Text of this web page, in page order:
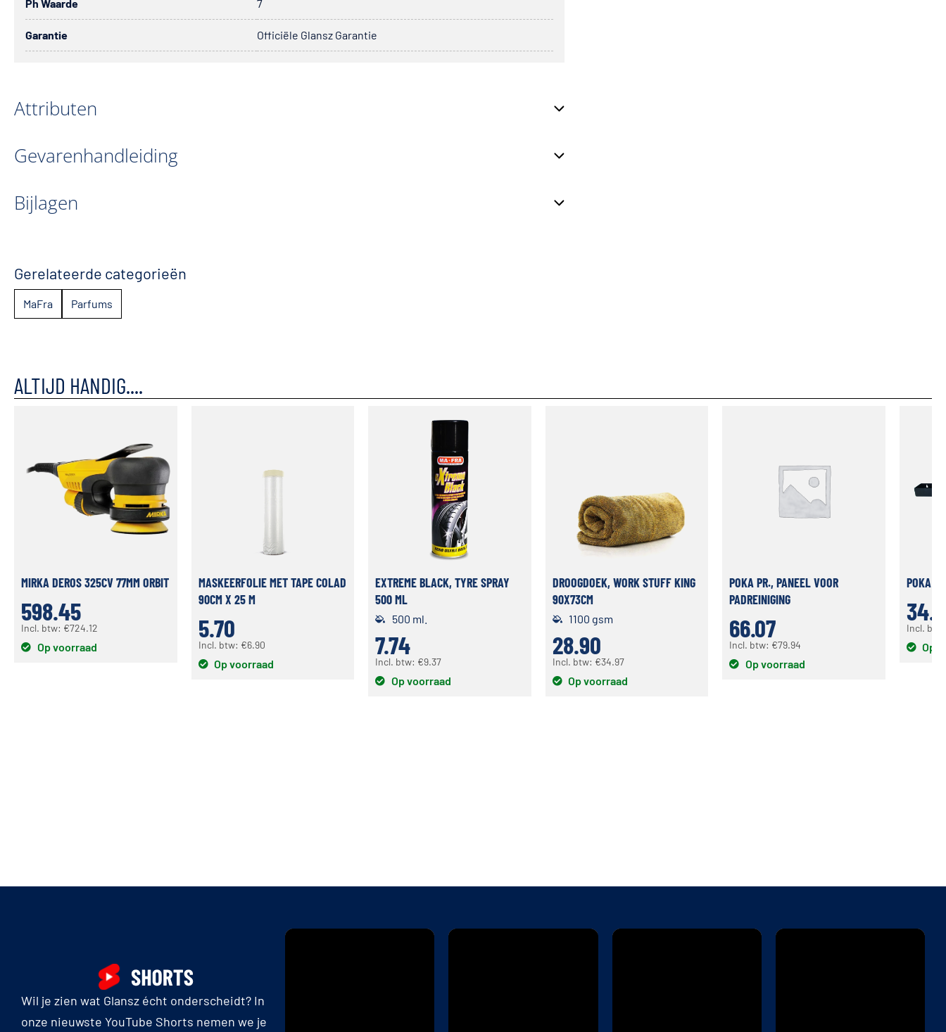
Ph Waarde 7
Garantie Officiële Glansz Garantie
Attributen
Gevarenhandleiding
Bijlagen
Gerelateerde categorieën
MaFra Parfums
ALTIJD HANDIG....
MIRKA DEROS 325CV 77MM ORBIT
598.45
Incl. btw: €724.12
Op voorraad
MASKEERFOLIE MET TAPE COLAD
90CM X 25 M
5.70
Incl. btw: €6.90
Op voorraad
EXTREME BLACK, TYRE SPRAY
500 ML
500 ml.
7.74
Incl. btw: €9.37
Op voorraad
DROOGDOEK, WORK STUFF KING
90X73CM
1100 gsm
28.90
Incl. btw: €34.97
Op voorraad
POKA PR., PANEEL VOOR
PADREINIGING
66.07
Incl. btw: €79.94
Op voorraad
POKA
Incl.
Op
Wil je zien wat Glansz écht onderscheidt? In
onze nieuwste YouTube Shorts nemen we je